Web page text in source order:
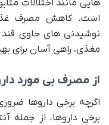
است. کاهش مصرف
نوشیدنی های حاوی قند
مغذی، راهی آسان برای
از مصرف بی مورد
اگرچه برخی داروها
برخی داروها، از جمله